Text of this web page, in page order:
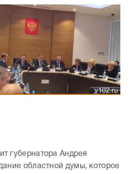
губернатора Андрея
областной думы, которое